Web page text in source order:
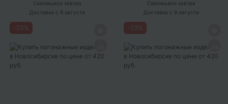
Самовывоз завтра
Доставка с 9 августа
Самовывоз завтра
Доставка с 9 августа
23 % 23 %